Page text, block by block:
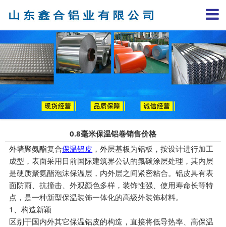
0.8毫米保温铝卷销售价格
外墙聚氨酯复合保温铝皮 ，外层基板为铝板，按设计进行加工
成型，表面采用目前国际建筑界公认的氟碳涂层处理，其内层
是硬质聚氨酯泡沫保温层，内外层之间紧密粘合。铝皮具有表
面防雨、抗撞击、外观颜色多样，装饰性强、使用寿命长等特
点，是一种新型保温装饰一体化的高级外装饰材料。
1、构造新颖
区别于国内外其它保温铝皮的构造，直接将低导热率、高保温